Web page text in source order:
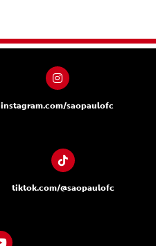
instagram.com/saopaulofc
tiktok.com/@saopaulofc